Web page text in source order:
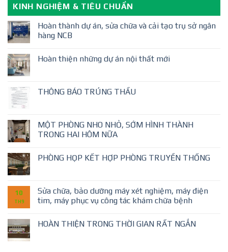
KINH NGHIỆM & TIÊU CHUẨN
Hoàn thành dự án, sửa chữa và cải tạo trụ sở ngân
hàng NCB
Hoàn thiện những dự án nội thất mới
THÔNG BÁO TRÚNG THẦU
MỘT PHÒNG NHO NHỎ, SỚM HÌNH THÀNH
TRONG HAI HÔM NỮA
PHÒNG HỌP KẾT HỢP PHÒNG TRUYỀN THỐNG
10
TH9
Sửa chữa, bảo dưỡng máy xét nghiệm, máy điện
tim, máy phục vụ công tác khám chữa bệnh
HOÀN THIỆN TRONG THỜI GIAN RẤT NGẮN